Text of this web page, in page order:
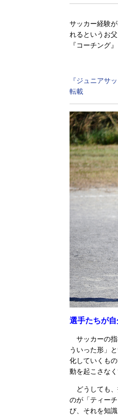
サッカー経験
れるというお
『コーチング
『ジュニアサ
転載
選手たちが
サッカーの指
ういった形」
化していくも
動を起こさな
どうしても、
のが「ティー
び、それを知